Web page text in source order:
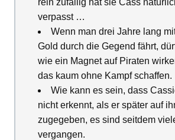
rein zufällig hat sie Cass
verpasst …
Wenn man drei Jahre lang
Gold durch die Gegend fährt,
wie ein Magnet auf Piraten
das kaum ohne Kampf schaffen.
Wie kann es sein, dass
nicht erkennt, als er später auf
zugegeben, es sind seitdem
vergangen.